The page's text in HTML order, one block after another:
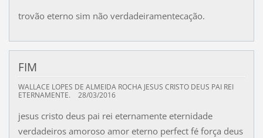
trovão eterno sim não verdadeiramentecação.
FIM
WALLACE LOPES DE ALMEIDA ROCHA JESUS CRISTO DEUS PAI REI
ETERNAMENTE.
28/03/2016
jesus cristo deus pai rei eternamente eternidade
verdadeiros amoroso amor eterno perfect fé força deus